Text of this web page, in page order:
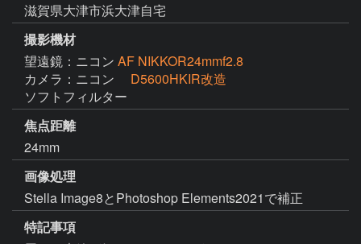
滋賀県大津市浜大津自宅
撮影機材
望遠鏡：ニコン AF NIKKOR24mmf2.8
カメラ：ニコン
D5600HKIR改造
ソフトフィルター
焦点距離
24mm
画像処理
Stella Image8とPhotoshop Elements2021で補正
特記事項